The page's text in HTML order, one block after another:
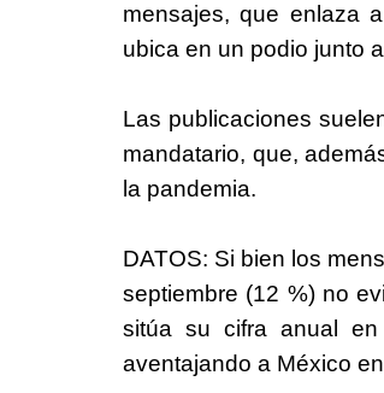
mensajes, que enlaza
ubica en un podio junto
Las publicaciones
mandatario, que,
la pandemia.
DATOS: Si bien los
septiembre (12 %) no
sitúa su cifra anual
aventajando a México